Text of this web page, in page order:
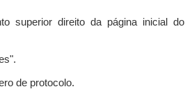
superior direito da página inicial do
de protocolo.